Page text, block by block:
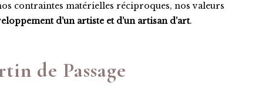
contraintes matérielles réciproques, nos valeurs
d’un artiste et d’un artisan d’art.
de Passage